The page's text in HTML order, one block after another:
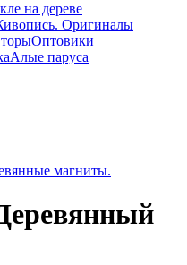
на дереве
Оригиналы
Оптовики
Алые паруса
магниты.